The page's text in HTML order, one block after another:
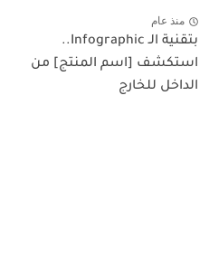
منذ عام
بتقنية الـ Infographic..
استكشف [اسم المنتج] من
الداخل للخارج